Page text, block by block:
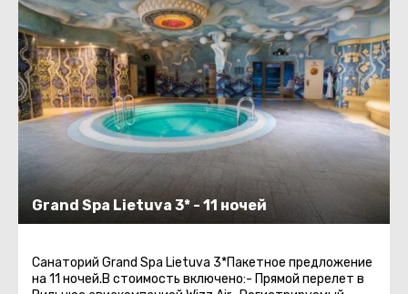
Grand Spa Lietuva 3* - 11 ночей
Санаторий Grand Spa Lietuva 3*Пакетное предложение
на 11 ночей.В стоимость включено:- Прямой перелет в